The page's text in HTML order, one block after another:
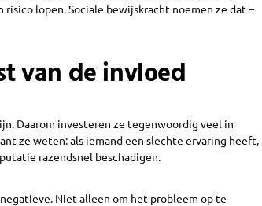
lopen. Sociale bewijskracht noemen ze dat –
van de invloed
Daarom investeren ze tegenwoordig veel in
ze weten: als iemand een slechte ervaring heeft,
razendsnel beschadigen.
Niet alleen om het probleem op te